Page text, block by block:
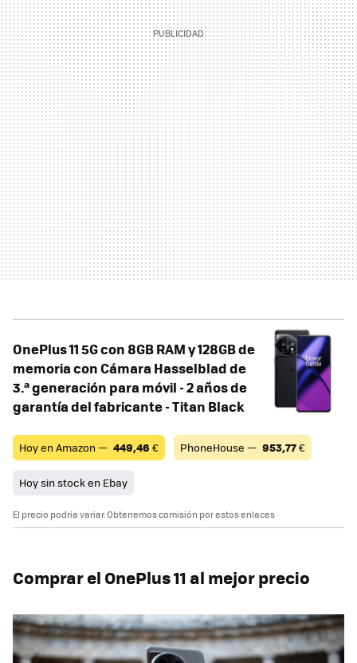
OnePlus 11 5G con 8GB RAM y 128GB de
memoria con Cámara Hasselblad de
3.ª generación para móvil - 2 años de
garantía del fabricante - Titan Black
Hoy en Amazon — 449,46 € PhoneHouse — 953,77€
Hoy sin stock en Ebay
El precio podría variar. Obtenemos comisión por estos enlaces
Comprar el OnePlus 11 al mejor precio